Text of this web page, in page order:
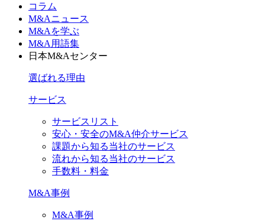
コラム
M&Aニュース
M&Aを学ぶ
M&A用語集
日本M&Aセンター
選ばれる理由
サービス
サービスリスト
安心・安全のM&A仲介サービス
課題から知る当社のサービス
流れから知る当社のサービス
手数料・料金
M&A事例
M&A事例